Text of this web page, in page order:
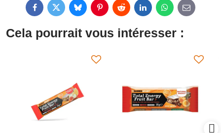
FacebookTwitterBlueskyPinterestReddit LinkedInWhatsApp
E-
mail
Cela pourrait vous intéresser :